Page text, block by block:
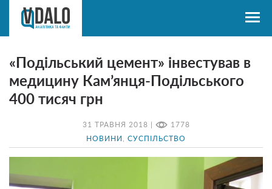
31 ТРАВНЯ 2018 | 1778
НОВИНИ СУСПІЛЬСТВО
«Подільський цемент» інвестував в
медицину Кам’янця-Подільського
400 тисяч грн